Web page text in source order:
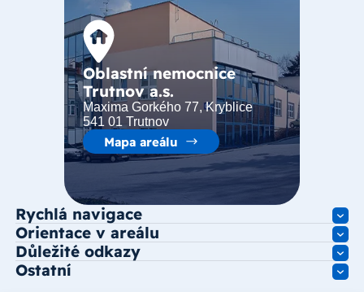
Oblastní nemocnice
Trutnov a.s.
Maxima Gorkého 77, Kryblice
541 01 Trutnov
Mapa areálu
Rychlá navigace
Orientace v areálu
Důležité odkazy
Ostatní